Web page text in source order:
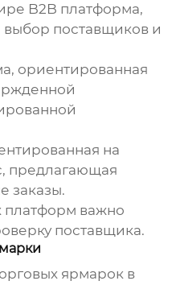
B2B платформа,
поставщиков и
ориентированная
на
предлагающая
заказы.
платформ важно
поставщика.
ярмарок в